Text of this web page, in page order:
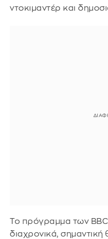
ντοκιμαντέρ και
Το πρόγραμμα των BBC
διαχρονικά,